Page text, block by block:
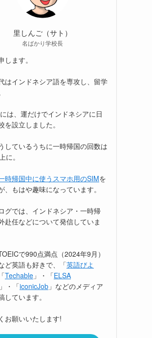
里しんご（サト）
名ばかり学校長
します。
はインドネシア語を専攻し、留学
は、運だけでインドネシアに日
を設立しました。
しているうちに一時帰国の回数は
に。
時帰国中に使うスマホ用のSIMを
、もはや趣味になっています。
グでは、インドネシア・一時帰
赴任などについて発信していま
で990点満点（2024年9月）
ど英語も好きで、「英語びよ
Techable 」・「ELSA
」・「iconicJob 」などのメディア
しています。
お願いいたします!